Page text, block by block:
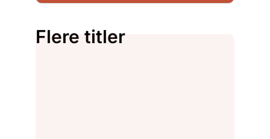
Flere titler